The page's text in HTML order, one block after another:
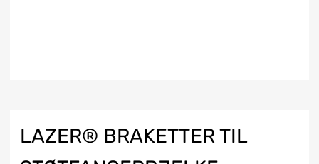
LAZER® BRAKETTER TIL